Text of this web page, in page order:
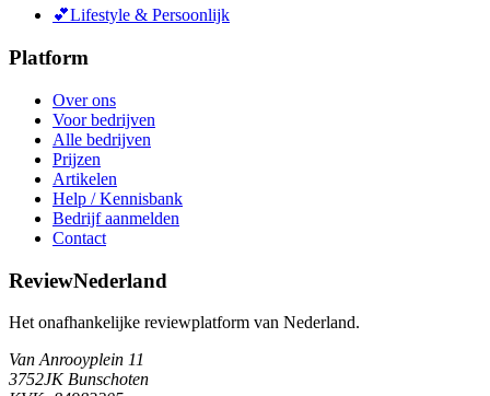
💕Lifestyle & Persoonlijk
Platform
Over ons
Voor bedrijven
Alle bedrijven
Prijzen
Artikelen
Help / Kennisbank
Bedrijf aanmelden
Contact
ReviewNederland
Het onafhankelijke reviewplatform van Nederland.
Van Anrooyplein 11
3752JK Bunschoten